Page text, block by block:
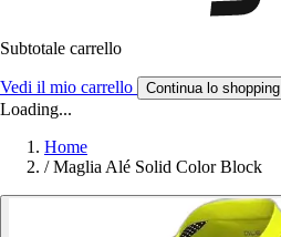
Subtotale carrello
Vedi il mio carrello Continua lo shopping
Loading...
Home
/ Maglia Alé Solid Color Block